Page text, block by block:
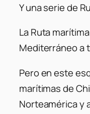
Y una serie de
La Ruta
Mediterráneo a
Pero en este
marítimas de
Norteamérica y